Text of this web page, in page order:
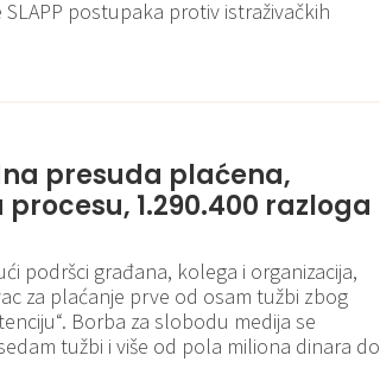
SLAPP postupaka protiv istraživačkih
presuda plaćena,
1.290.400 razloga
podršci građana, kolega i organizacija,
za plaćanje prve od osam tužbi zbog
Borba za slobodu medija se
tužbi i više od pola miliona dinara do